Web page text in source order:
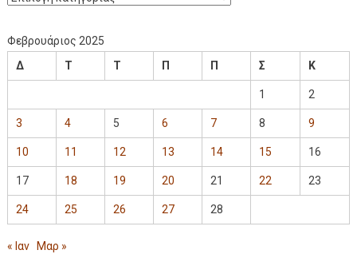
Φεβρουάριος 2025
Δ
Τ Τ Π Π Σ Κ
1 2
3 4 5 6 7 8 9
10 11 12 13 14 15 16
17 18 19 20 21 22 23
24 25 26 27 28
« Ιαν Μαρ »